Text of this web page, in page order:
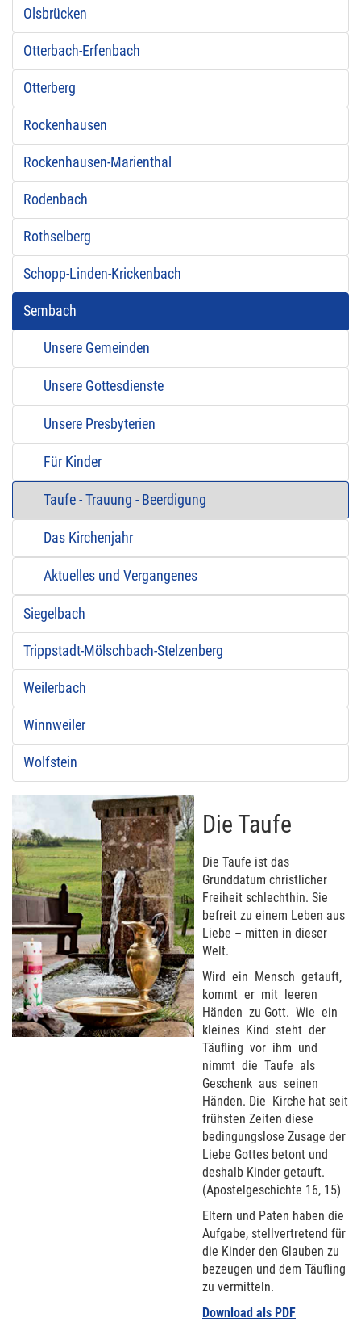
Olsbrücken
Otterbach-Erfenbach
Otterberg
Rockenhausen
Rockenhausen-Marienthal
Rodenbach
Rothselberg
Schopp-Linden-Krickenbach
Sembach
Unsere Gemeinden
Unsere Gottesdienste
Unsere Presbyterien
Für Kinder
Taufe - Trauung - Beerdigung
Das Kirchenjahr
Aktuelles und Vergangenes
Siegelbach
Trippstadt-Mölschbach-Stelzenberg
Weilerbach
Winnweiler
Wolfstein
Die Taufe
Die Taufe ist das
Grunddatum christlicher
Freiheit schlechthin. Sie
befreit zu einem Leben aus
Liebe – mitten in dieser
Welt.
Wird ein Mensch getauft,
kommt er mit leeren
Händen zu Gott. Wie ein
kleines Kind steht der
Täufling vor ihm und
nimmt die Taufe als
Geschenk aus seinen
Händen. Die Kirche hat seit
frühsten Zeiten diese
bedingungslose Zusage der
Liebe Gottes betont und
deshalb Kinder getauft.
(Apostelgeschichte 16, 15)
Eltern und Paten haben die
Aufgabe, stellvertretend für
die Kinder den Glauben zu
bezeugen und dem Täufling
zu vermitteln.
Download als PDF